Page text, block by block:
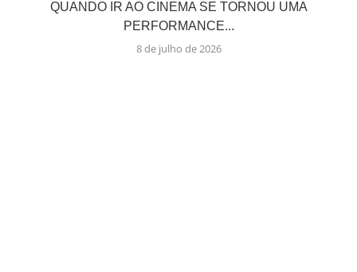
QUANDO IR AO CINEMA SE TORNOU UMA
PERFORMANCE...
8 de julho de 2026